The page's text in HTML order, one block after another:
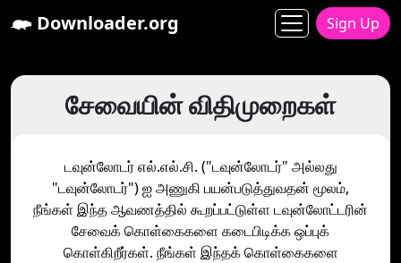
Downloader.org Sign Up
சேவையின் விதிமுறைகள்
டவுன்லோடர் எல்.எல்.சி. ("டவுன்லோடர்" அல்லது
"டவுன்லோடர்") ஐ அணுகி பயன்படுத்துவதன் மூலம்,
நீங்கள் இந்த ஆவணத்தில் கூறப்பட்டுள்ள டவுன்லோட்டரின்
சேவைக் கொள்கைகளை கடைபிடிக்க ஒப்புக்
கொள்கிறீர்கள். நீங்கள் இந்தக் கொள்கைகளை